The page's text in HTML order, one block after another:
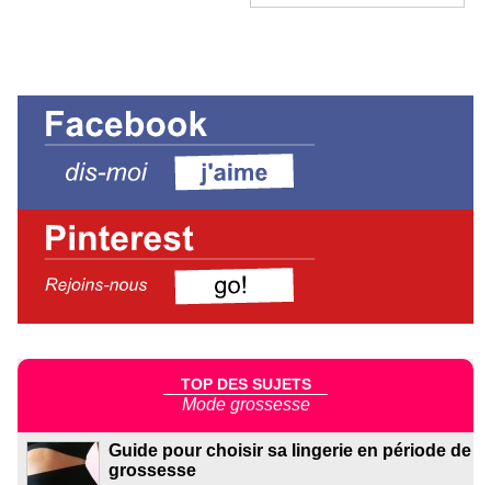
TOP DES SUJETS
Mode grossesse
Guide pour choisir sa lingerie en période de
grossesse